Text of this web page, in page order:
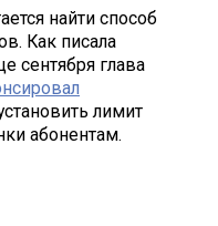
найти способ
Как писала
сентября глава
лимит
абонентам.